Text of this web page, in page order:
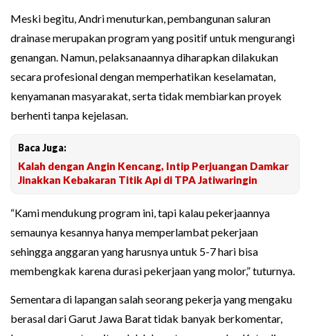
Meski begitu, Andri menuturkan, pembangunan saluran
drainase merupakan program yang positif untuk mengurangi
genangan. Namun, pelaksanaannya diharapkan dilakukan
secara profesional dengan memperhatikan keselamatan,
kenyamanan masyarakat, serta tidak membiarkan proyek
berhenti tanpa kejelasan.
Baca Juga:
Kalah dengan Angin Kencang, Intip Perjuangan Damkar
Jinakkan Kebakaran Titik Api di TPA Jatiwaringin
“Kami mendukung program ini, tapi kalau pekerjaannya
semaunya kesannya hanya memperlambat pekerjaan
sehingga anggaran yang harusnya untuk 5-7 hari bisa
membengkak karena durasi pekerjaan yang molor,” tuturnya.
Sementara di lapangan salah seorang pekerja yang mengaku
berasal dari Garut Jawa Barat tidak banyak berkomentar,